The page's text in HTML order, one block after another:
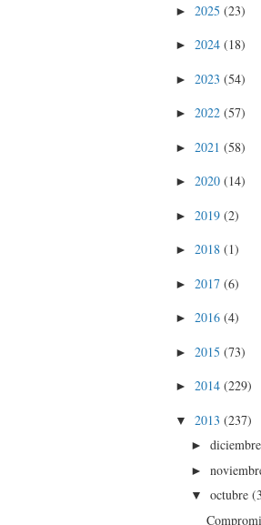
►2025(23)
►2024(18)
►2023(54)
►2022(57)
►2021(58)
►2020(14)
►2019(2)
►2018(1)
►2017(6)
►2016(4)
►2015(73)
►2014(229)
▼2013(237)
►
►
▼octubre